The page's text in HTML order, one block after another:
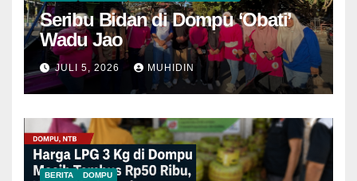
Seribu Bidan di Dompu ‘Obati’
Wadu Jao
JULI 5, 2026 MUHIDIN
BERITA DOMPU